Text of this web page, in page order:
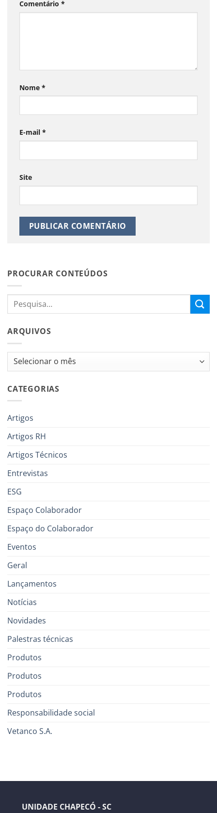
Comentário *
Nome *
E-mail *
Site
PROCURAR CONTEÚDOS
ARQUIVOS
Arquivos
CATEGORIAS
Artigos
Artigos RH
Artigos Técnicos
Entrevistas
ESG
Espaço Colaborador
Espaço do Colaborador
Eventos
Geral
Lançamentos
Notícias
Novidades
Palestras técnicas
Produtos
Produtos
Produtos
Responsabilidade social
Vetanco S.A.
UNIDADE CHAPECÓ - SC